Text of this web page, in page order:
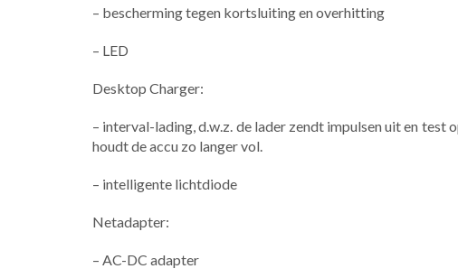
– bescherming tegen kortsluiting en overhitting
– LED
Desktop Charger:
– interval-lading, d.w.z. de lader zendt impulsen uit en test
houdt de accu zo langer vol.
– intelligente lichtdiode
Netadapter:
– AC-DC adapter